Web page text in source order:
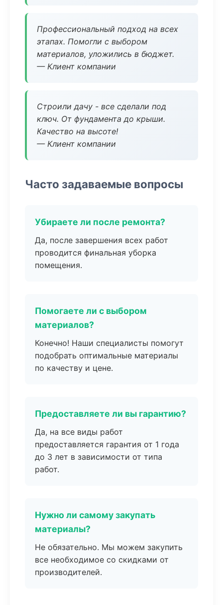
Профессиональный подход на всех
этапах. Помогли с выбором
материалов, уложились в бюджет.
— Клиент компании
Строили дачу - все сделали под
ключ. От фундамента до крыши.
Качество на высоте!
— Клиент компании
Часто задаваемые вопросы
Убираете ли после ремонта?
Да, после завершения всех работ
проводится финальная уборка
помещения.
Помогаете ли с выбором
материалов?
Конечно! Наши специалисты помогут
подобрать оптимальные материалы
по качеству и цене.
Предоставляете ли вы гарантию?
Да, на все виды работ
предоставляется гарантия от 1 года
до 3 лет в зависимости от типа
работ.
Нужно ли самому закупать
материалы?
Не обязательно. Мы можем закупить
все необходимое со скидками от
производителей.